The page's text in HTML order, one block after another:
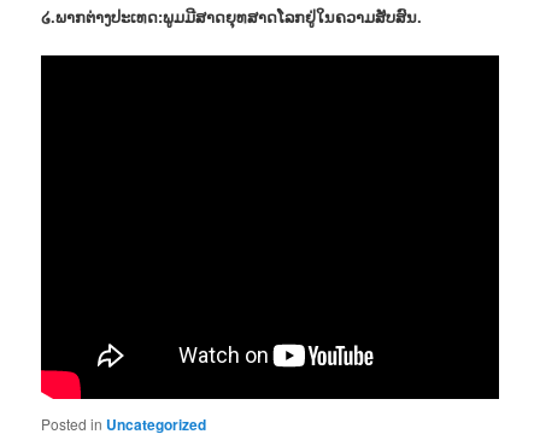
໒.ພາກຕ່າງປະເທດ:ພູມມີສາດຍຸທສາດໂລກຢູ່ໃນຄວາມສັບສົນ.
Posted in Uncategorized